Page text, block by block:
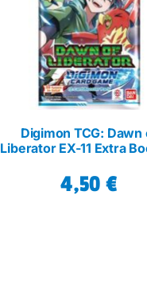
Digimon TCG: Dawn
Liberator EX-11 Extra
4,50 €